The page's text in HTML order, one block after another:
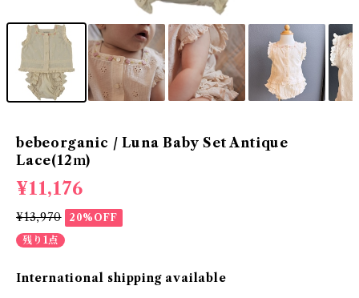
bebeorganic / Luna Baby Set Antique
Lace(12ｍ)
¥11,176
¥13,970
20%OFF
残り1点
International shipping available